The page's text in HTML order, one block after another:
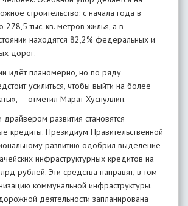
строительство: с начала года в
278,5 тыс. кв. метров жилья, а в
находятся 82,2% федеральных и
дорог.
идёт планомерно, но по ряду
усилиться, чтобы выйти на более
— отметил Марат Хуснуллин.
развития становятся
кредиты. Президиум Правительственной
развитию одобрил выделение
инфраструктурных кредитов на
рублей. Эти средства направят, в том
коммунальной инфраструктуры.
деятельности запланирована